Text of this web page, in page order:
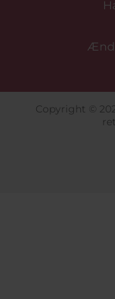
Copyright ©